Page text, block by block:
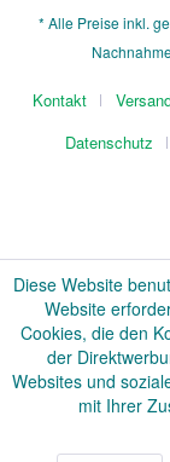
* Alle Preise inkl.
Kontakt
Datenschutz
Diese Website
Website
Cookies, die den
der
Websites und
mit Ihrer